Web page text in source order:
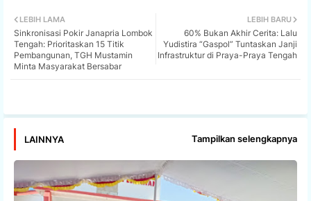
tter ats
LEBIH BARU
60% Bukan Akhir Cerita: Lalu
Yudistira “Gaspol” Tuntaskan Janji
Infrastruktur di Praya-Praya Tengah
LEBIH LAMA
Sinkronisasi Pokir Janapria Lombok
Tengah: Prioritaskan 15 Titik
Pembangunan, TGH Mustamin
Minta Masyarakat Bersabar
LAINNYA Tampilkan selengkapnya